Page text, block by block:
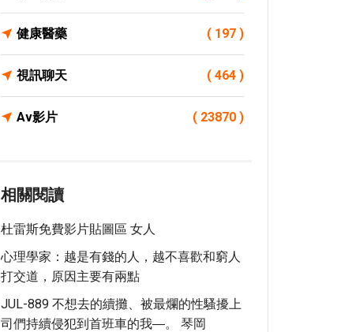
健康醫藥 ( 197 )
視訊聊天 ( 464 )
Av影片 ( 23870 )
相關閱讀
杜雷斯免費影片貼圖區 女人
心理學家：越是有錢的人，越不喜歡和窮人
打交道，原因主要有兩點
JUL-889 不想去的續攤、被最爛的性騷擾上
司們持續侵犯到首班車的我―。 琴岡